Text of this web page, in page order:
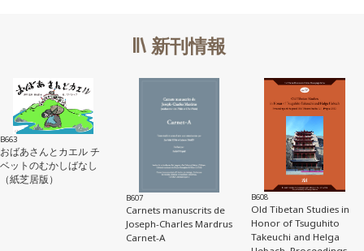
新刊情報
B663
おばあさんとカエル チ
ベットのむかしばなし
（紙芝居版）
B607
Carnets manuscrits de
Joseph-Charles Mardrus
Carnet-A
B608
Old Tibetan Studies in
Honor of Tsuguhito
Takeuchi and Helga